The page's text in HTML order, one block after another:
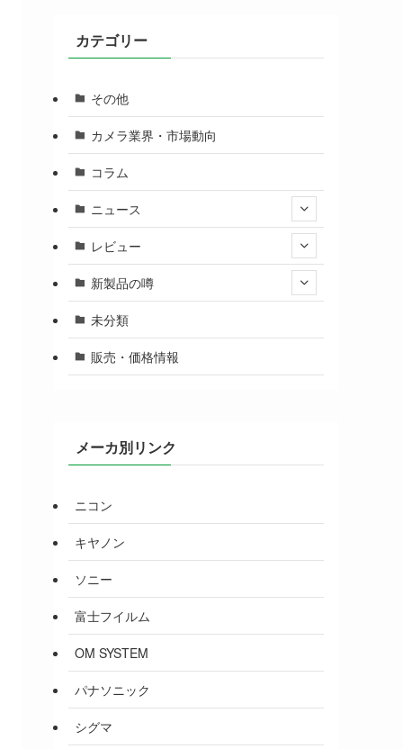
カテゴリー
その他
カメラ業界・市場動向
コラム
ニュース
レビュー
新製品の噂
未分類
販売・価格情報
メーカ別リンク
ニコン
キヤノン
ソニー
富士フイルム
OM SYSTEM
パナソニック
シグマ